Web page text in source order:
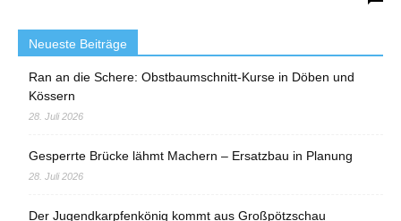
Neueste Beiträge
Ran an die Schere: Obstbaumschnitt-Kurse in Döben und
Kössern
28. Juli 2026
Gesperrte Brücke lähmt Machern – Ersatzbau in Planung
28. Juli 2026
Der Jugendkarpfenkönig kommt aus Großpötzschau